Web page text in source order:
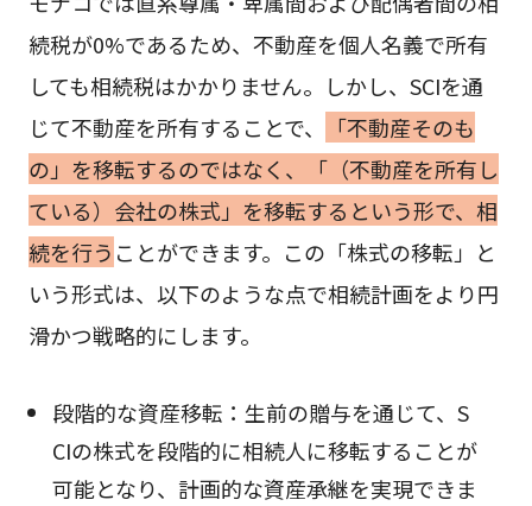
続税が0%であるため、不動産を個人名義で所有
しても相続税はかかりません。しかし、SCIを通
じて不動産を所有することで、
「不動産そのも
の」を移転するのではなく、「（不動産を所有し
ている）会社の株式」を移転するという形で、相
続を行う ことができます。この「株式の移転」と
いう形式は、以下のような点で相続計画をより円
滑かつ戦略的にします。
段階的な資産移転：生前の贈与を通じて、S
CIの株式を段階的に相続人に移転することが
可能となり、計画的な資産承継を実現できま